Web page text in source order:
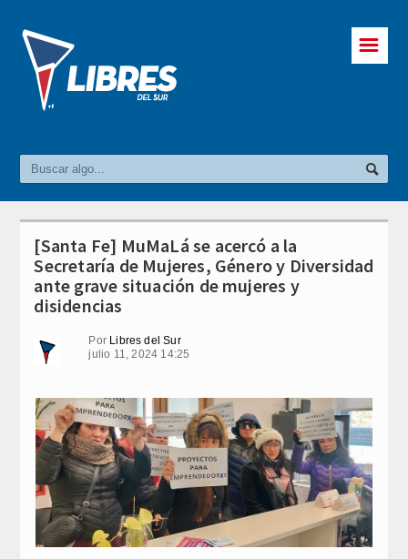
☰
[Santa Fe] MuMaLá se acercó a la
Secretaría de Mujeres, Género y Diversidad
ante grave situación de mujeres y
disidencias
Por Libres del Sur
julio 11, 2024 14:25